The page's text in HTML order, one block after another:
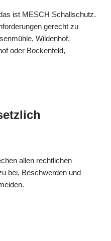
ist MESCH Schallschutz.
gerecht zu
Wildenhof,
oder Bockenfeld,
allen rechtlichen
bei, Beschwerden und